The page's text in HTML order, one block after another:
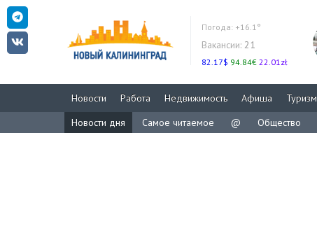
Погода: +16.1°
Вакансии: 21
82.17$ 94.84€ 22.01zł
Новости Работа Недвижимость Афиша Туризм
Новости дня
Самое читаемое @ Общество